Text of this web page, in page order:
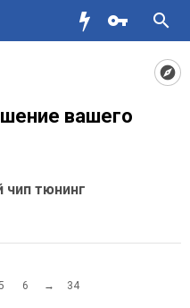
вашего
тюнинг
6 → 34